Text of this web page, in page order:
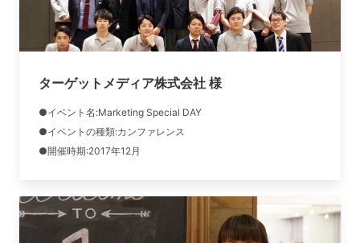
ターゲットメディア株式会社 様
●イベント名:Marketing Special DAY
●イベントの種類:カンファレンス
●開催時期:2017年12月